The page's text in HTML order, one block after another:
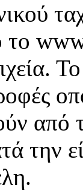
από
την